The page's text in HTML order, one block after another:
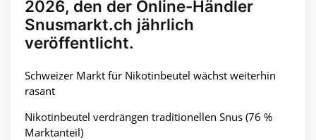
2026, den der Online-Händler
Snusmarkt.ch jährlich
veröffentlicht.
Schweizer Markt für Nikotinbeutel wächst weiterhin
rasant
Nikotinbeutel verdrängen traditionellen Snus (76 %
Marktanteil)